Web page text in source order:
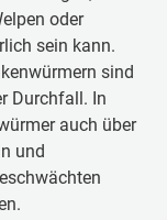
oder
sein kann.
sind
Durchfall. In
auch über
und